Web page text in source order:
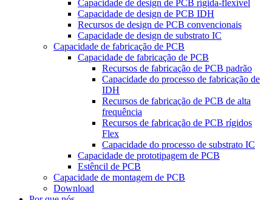
Capacidade de design de PCB rígida-flexível
Capacidade de design de PCB IDH
Recursos de design de PCB convencionais
Capacidade de design de substrato IC
Capacidade de fabricação de PCB
Capacidade de fabricação de PCB
Recursos de fabricação de PCB padrão
Capacidade do processo de fabricação de
IDH
Recursos de fabricação de PCB de alta
frequência
Recursos de fabricação de PCB rígidos
Flex
Capacidade do processo de substrato IC
Capacidade de prototipagem de PCB
Estêncil de PCB
Capacidade de montagem de PCB
Download